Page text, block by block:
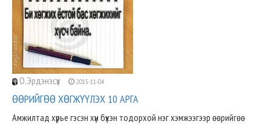
О.Эрдэнэсүх 2015-11-04
ӨӨРИЙГӨӨ ХӨГЖҮҮЛЭХ 10 АРГА
Амжилтад хүрье гэсэн хүн бүхэн тодорхой нэг хэмжээгээр өөрийгөө